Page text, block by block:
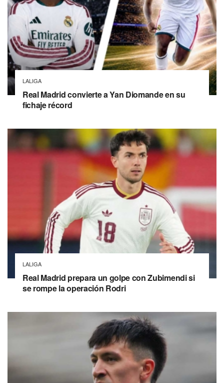
LALIGA
Real Madrid convierte a Yan Diomande en su
fichaje récord
LALIGA
Real Madrid prepara un golpe con Zubimendi si
se rompe la operación Rodri